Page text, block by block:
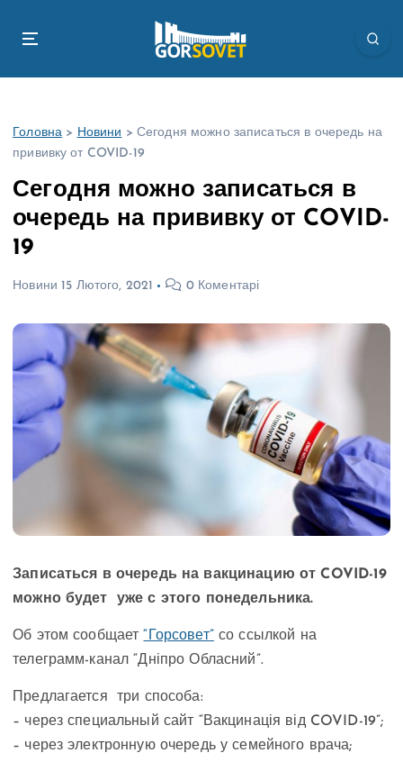
Головна > Новини > Сегодня можно записаться в очередь на
прививку от COVID-19
Сегодня можно записаться в
очередь на прививку от COVID-
19
Новини 15 Лютого, 2021 0 Коментарі
Записаться в очередь на вакцинацию от COVID-19
можно будет уже с этого понедельника.
Об этом сообщает“Горсовет” со ссылкой на
телеграмм-канал “Дніпро Обласний”.
Предлагается три способа:
– через специальный сайт “Вакцинація від COVID-19”;
– через электронную очередь у семейного врача;